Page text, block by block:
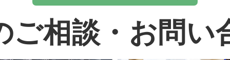
ご相談・お問い